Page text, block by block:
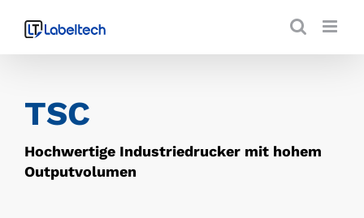
Inhalt
TSC
Hochwertige Industriedrucker mit hohem
Outputvolumen